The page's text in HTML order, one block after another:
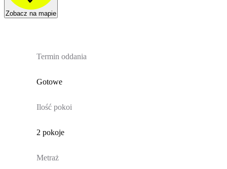
Zobacz na mapie
Termin oddania
Gotowe
Ilość pokoi
2 pokoje
Metraż